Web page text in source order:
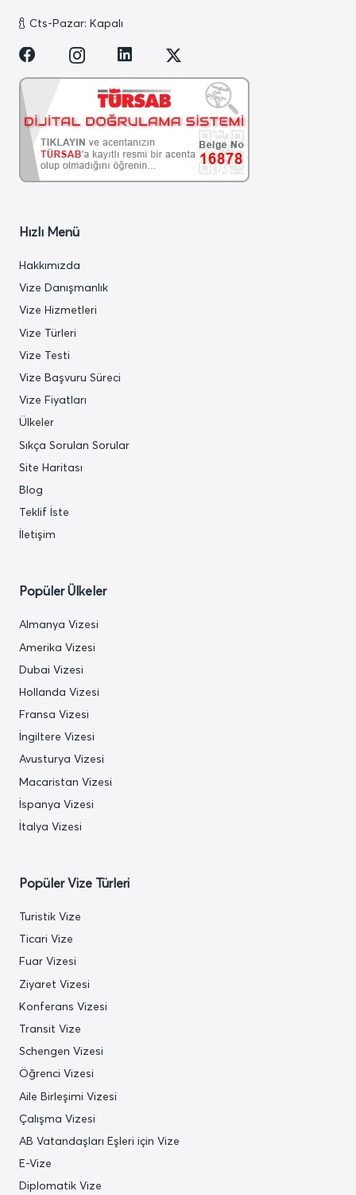
Cts-Pazar: Kapalı
Hızlı Menü
Hakkımızda
Vize Danışmanlık
Vize Hizmetleri
Vize Türleri
Vize Testi
Vize Başvuru Süreci
Vize Fiyatları
Ülkeler
Sıkça Sorulan Sorular
Site Haritası
Blog
Teklif İste
İletişim
Popüler Ülkeler
Almanya Vizesi
Amerika Vizesi
Dubai Vizesi
Hollanda Vizesi
Fransa Vizesi
İngiltere Vizesi
Avusturya Vizesi
Macaristan Vizesi
İspanya Vizesi
İtalya Vizesi
Popüler Vize Türleri
Turistik Vize
Ticari Vize
Fuar Vizesi
Ziyaret Vizesi
Konferans Vizesi
Transit Vize
Schengen Vizesi
Öğrenci Vizesi
Aile Birleşimi Vizesi
Çalışma Vizesi
AB Vatandaşları Eşleri için Vize
E-Vize
Diplomatik Vize